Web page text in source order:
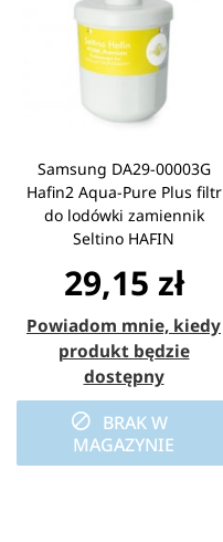
Samsung DA29-00003G
Hafin2 Aqua-Pure Plus filtr
do lodówki zamiennik
Seltino HAFIN
29,15 zł
Powiadom mnie, kiedy
produkt będzie
dostępny
BRAK W
MAGAZYNIE